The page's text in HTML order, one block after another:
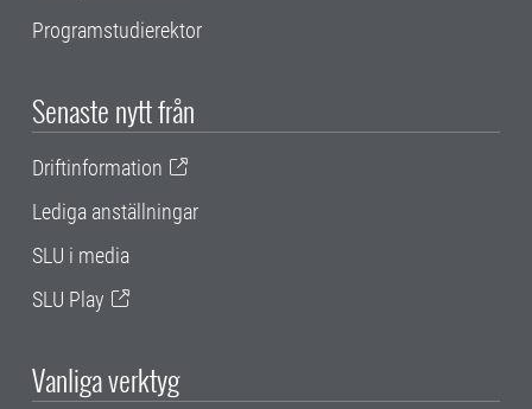
Programstudierektor
Senaste nytt från
Driftinformation
Lediga anställningar
SLU i media
SLU Play
Vanliga verktyg